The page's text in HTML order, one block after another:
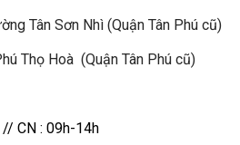
Tân Sơn Nhì (Quận Tân Phú cũ)
Thọ Hoà (Quận Tân Phú cũ)
CN : 09h-14h